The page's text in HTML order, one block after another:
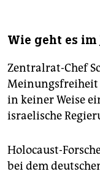
Wie geht es
Zentralrat-Chef
Meinungsfreiheit
in keiner Weise
israelische
Holocaust-
bei dem